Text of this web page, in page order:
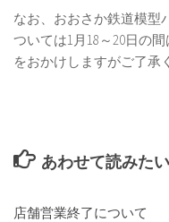
なお、おおさか鉄道模型
ついては1月18～20日の
をおかけしますがご了承
あわせて読みたい
店舗営業終了について